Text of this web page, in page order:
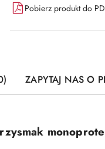
Pobierz produkt do
ZAPYTAJ NAS O